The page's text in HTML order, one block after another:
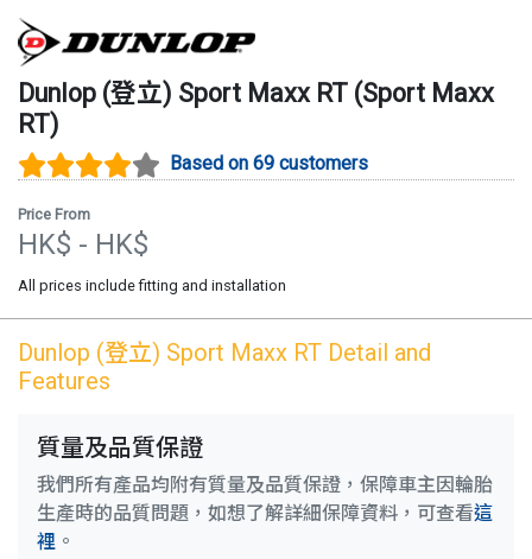
Dunlop (登立) Sport Maxx RT (Sport Maxx
RT)
Based on 69 customers
Price From
HK$ - HK$
All prices include fitting and installation
Dunlop (登立) Sport Maxx RT Detail and
Features
質量及品質保證
我們所有產品均附有質量及品質保證，保障車主因輪胎
生產時的品質問題，如想了解詳細保障資料，可查看這
裡 。